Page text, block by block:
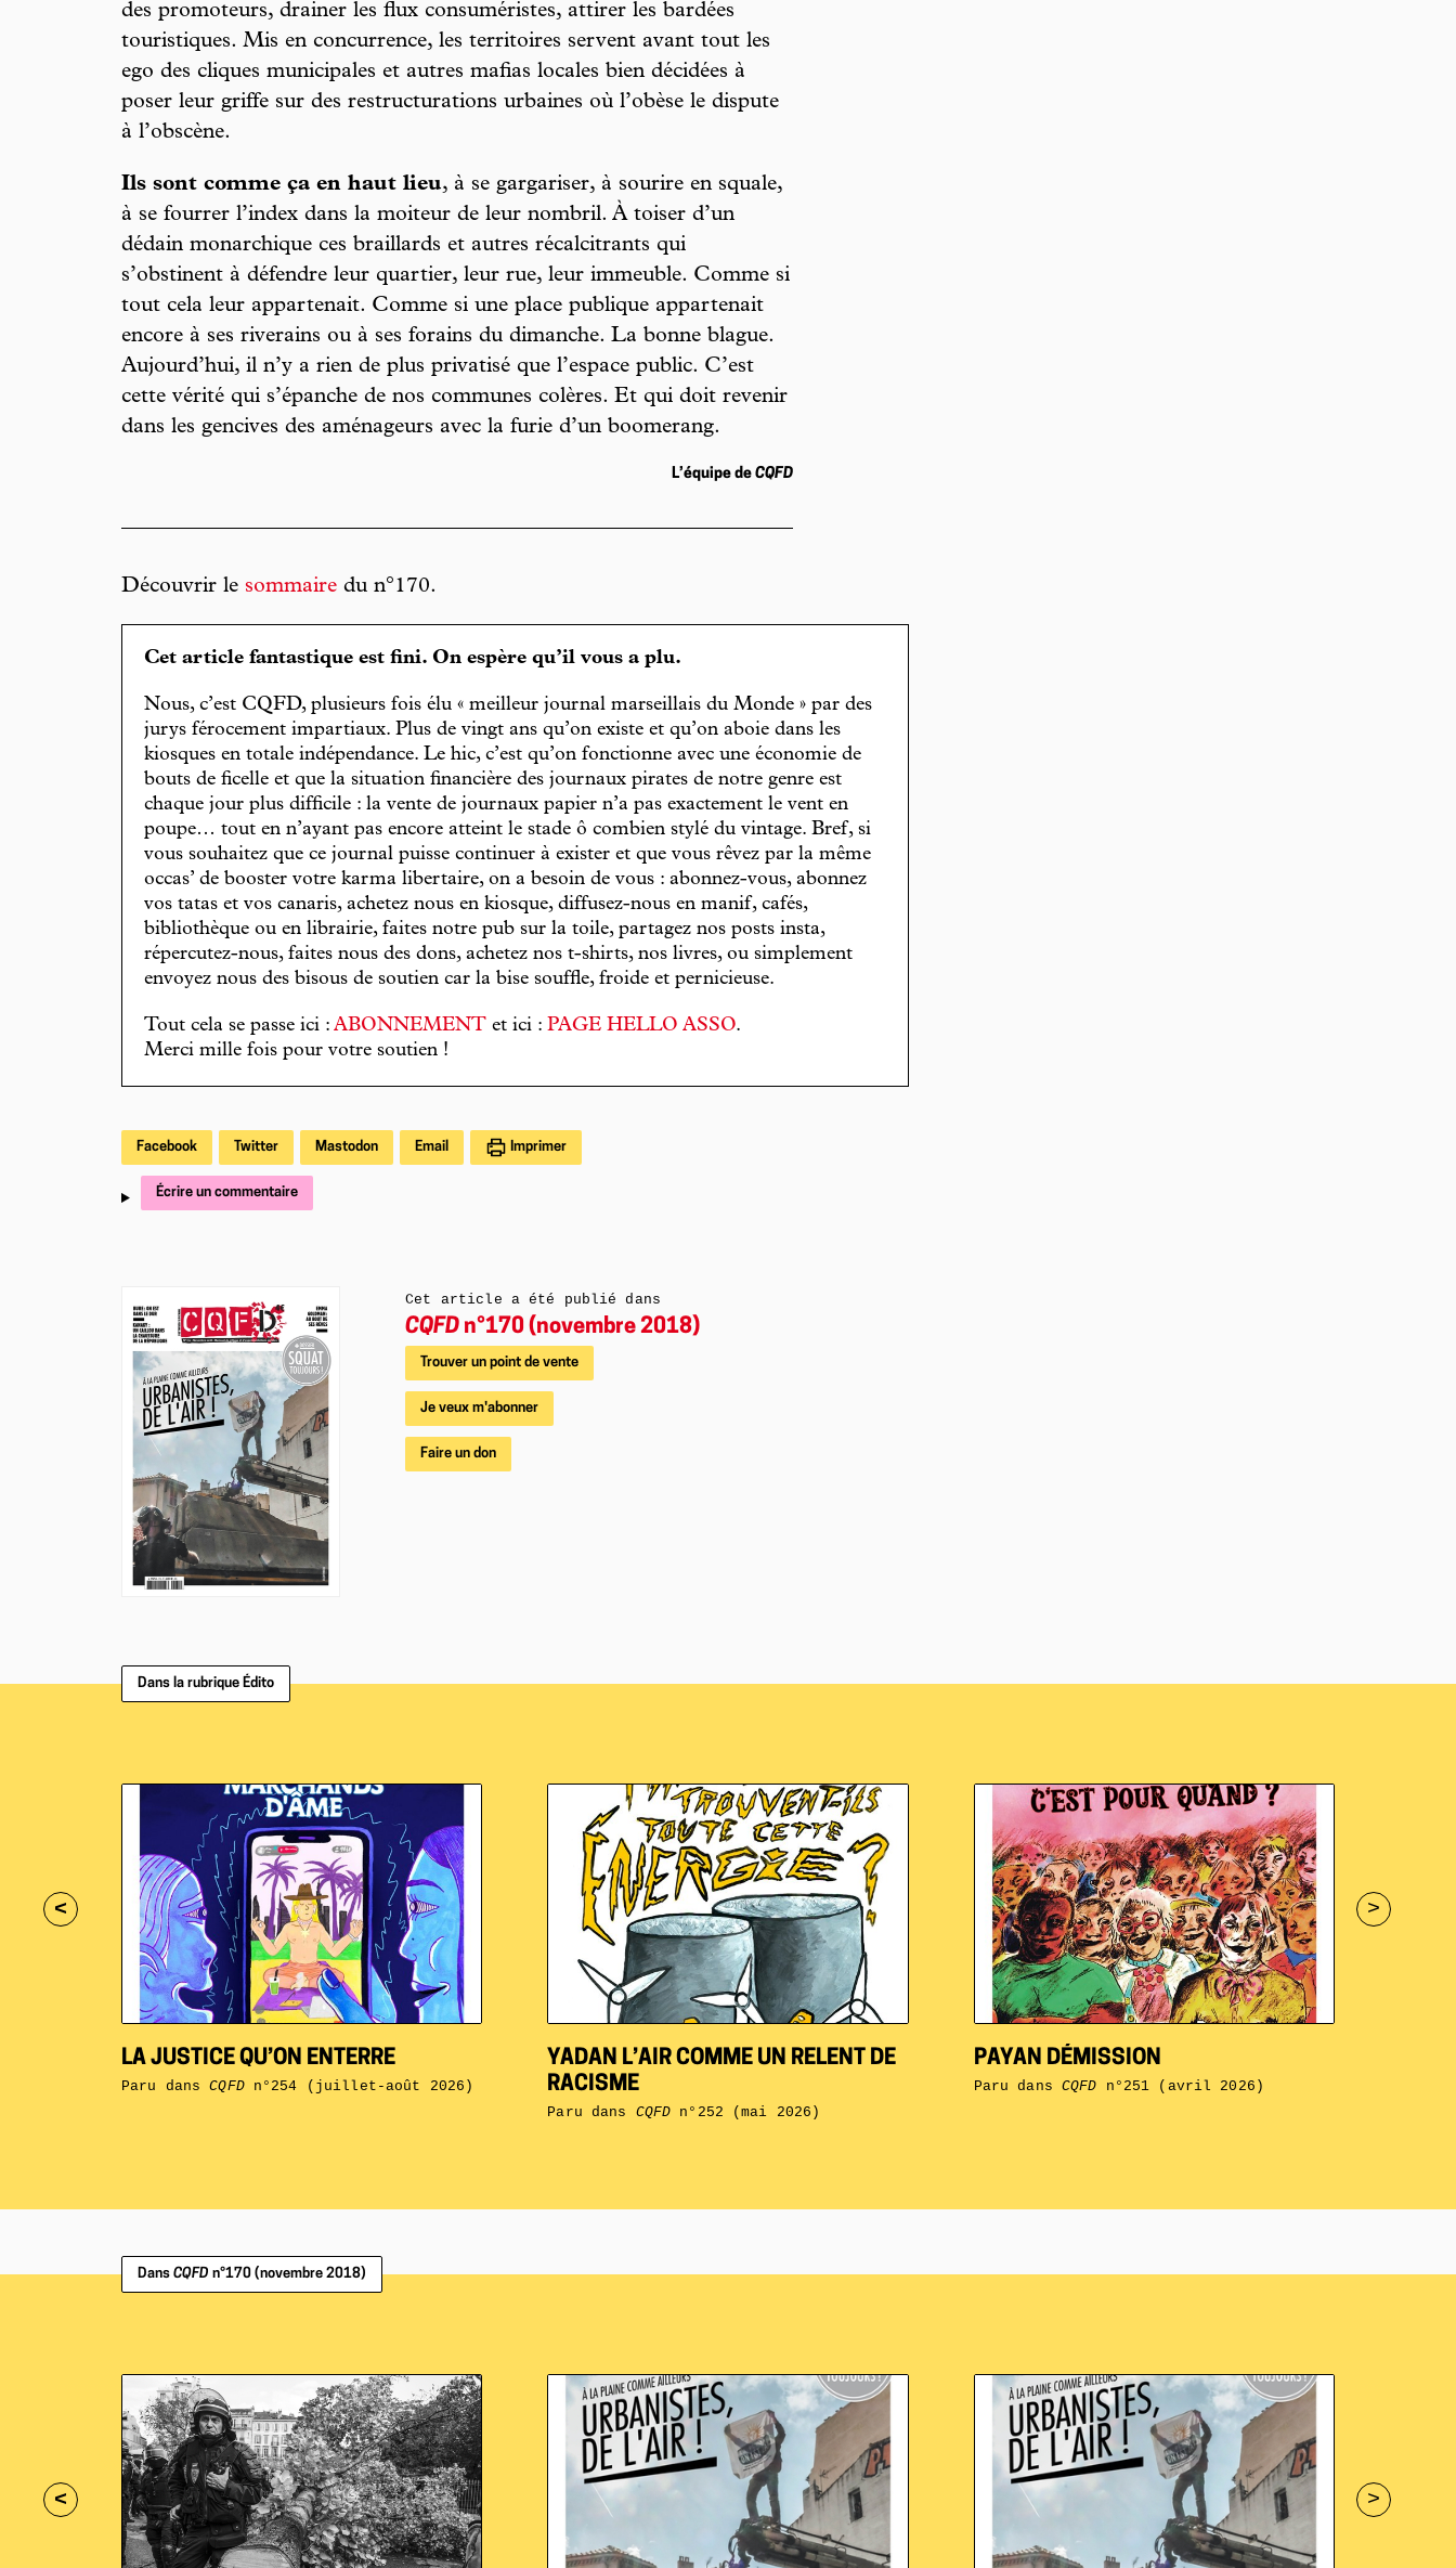
des promoteurs, drainer les flux consuméristes, attirer les bardées
touristiques. Mis en concurrence, les territoires servent avant tout les
ego des cliques municipales et autres mafias locales bien décidées à
poser leur griffe sur des restructurations urbaines où l’obèse le dispute
à l’obscène.
Ils sont comme ça en haut lieu, à se gargariser, à sourire en squale,
à se fourrer l’index dans la moiteur de leur nombril. À toiser d’un
dédain monarchique ces braillards et autres récalcitrants qui
s’obstinent à défendre leur quartier, leur rue, leur immeuble. Comme si
tout cela leur appartenait. Comme si une place publique appartenait
encore à ses riverains ou à ses forains du dimanche. La bonne blague.
Aujourd’hui, il n’y a rien de plus privatisé que l’espace public. C’est
cette vérité qui s’épanche de nos communes colères. Et qui doit revenir
dans les gencives des aménageurs avec la furie d’un boomerang.
L’équipe de CQFD
Découvrir le sommaire du n°170.
Cet article fantastique est fini. On espère qu’il vous a plu.
Nous, c’est CQFD, plusieurs fois élu « meilleur journal marseillais du Monde » par des
jurys férocement impartiaux. Plus de vingt ans qu’on existe et qu’on aboie dans les
kiosques en totale indépendance. Le hic, c’est qu’on fonctionne avec une économie de
bouts de ficelle et que la situation financière des journaux pirates de notre genre est
chaque jour plus difficile : la vente de journaux papier n’a pas exactement le vent en
poupe… tout en n’ayant pas encore atteint le stade ô combien stylé du vintage. Bref, si
vous souhaitez que ce journal puisse continuer à exister et que vous rêvez par la même
occas’ de booster votre karma libertaire, on a besoin de vous : abonnez-vous, abonnez
vos tatas et vos canaris, achetez nous en kiosque, diffusez-nous en manif, cafés,
bibliothèque ou en librairie, faites notre pub sur la toile, partagez nos posts insta,
répercutez-nous, faites nous des dons, achetez nos t-shirts, nos livres, ou simplement
envoyez nous des bisous de soutien car la bise souffle, froide et pernicieuse.
Tout cela se passe ici : ABONNEMENT et ici : PAGE HELLO ASSO.
Merci mille fois pour votre soutien !
Facebook Twitter Mastodon Email Imprimer
Écrire un commentaire
Cet article a été publié dans
CQFD n°170 (novembre 2018)
Trouver un point de vente
Je veux m'abonner
Faire un don
< >
Dans la rubrique Édito
LA JUSTICE QU’ON ENTERRE
Paru dansCQFDn°254 (juillet-août 2026)
YADAN L’AIR COMME UN RELENT DE
RACISME
Paru dans CQFD n°252 (mai 2026)
PAYAN DÉMISSION
Paru dans CQFD n°251 (avril 2026)
< >
Dans CQFD n°170 (novembre 2018)